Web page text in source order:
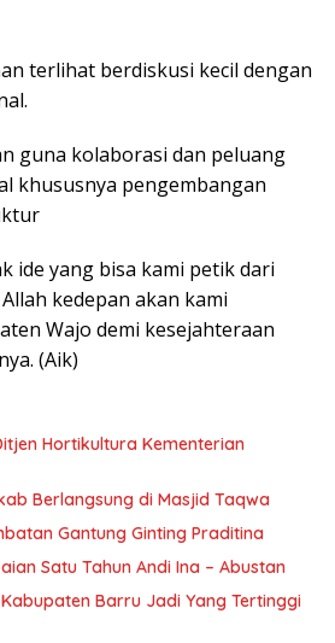
terlihat berdiskusi kecil dengan
guna kolaborasi dan peluang
khususnya pengembangan
ide yang bisa kami petik dari
kedepan akan kami
Wajo demi kesejahteraan
(Aik)
Hortikultura Kementerian
Berlangsung di Masjid Taqwa
Gantung Ginting Praditina
Satu Tahun Andi Ina – Abustan
Barru Jadi Yang Tertinggi